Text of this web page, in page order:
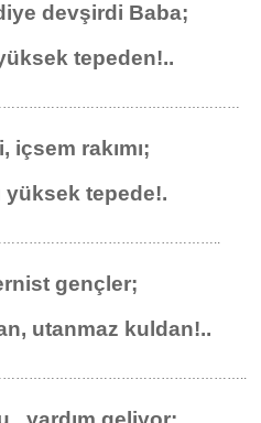
devşirdi Baba;
tepeden!..
içsem rakımı;
yüksek tepede!.
gençler;
utanmaz kuldan!..